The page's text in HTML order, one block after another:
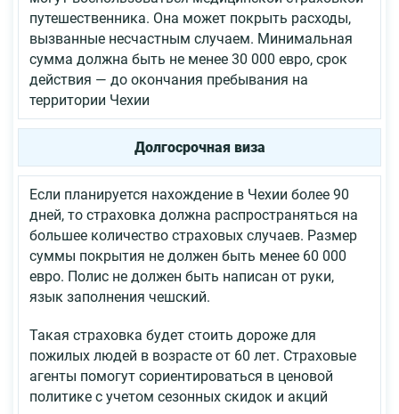
путешественника. Она может покрыть расходы,
вызванные несчастным случаем. Минимальная
сумма должна быть не менее 30 000 евро, срок
действия — до окончания пребывания на
территории Чехии
Долгосрочная виза
Если планируется нахождение в Чехии более 90
дней, то страховка должна распространяться на
большее количество страховых случаев. Размер
суммы покрытия не должен быть менее 60 000
евро. Полис не должен быть написан от руки,
язык заполнения чешский.
Такая страховка будет стоить дороже для
пожилых людей в возрасте от 60 лет. Страховые
агенты помогут сориентироваться в ценовой
политике с учетом сезонных скидок и акций